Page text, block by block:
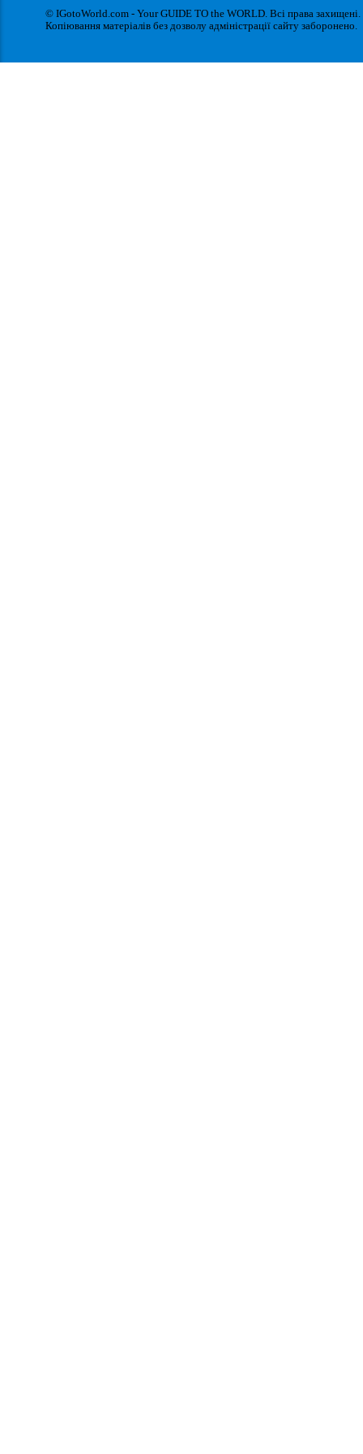
© IGotoWorld.com - Your GUIDE TO the WORLD. Всі права захищені.
Копіювання матеріалів без дозволу адміністрації сайту заборонено.